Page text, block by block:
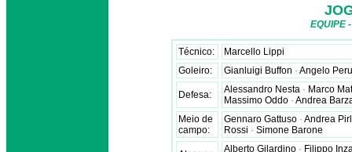
EQUIPE
Técnico:
Marcello Lippi
Goleiro:
Gianluigi Buffon · Angelo
Defesa: Alessandro Nesta · Marco
Massimo Oddo · Andrea
Meio de
campo:
Gennaro Gattuso · Andrea
Rossi · Simone Barone
Alberto Gilardino · Filippo